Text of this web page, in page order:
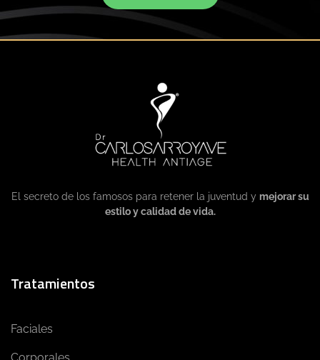
El secreto de los famosos para retener la juventud y mejorar su
estilo y calidad de vida.
Tratamientos
Faciales